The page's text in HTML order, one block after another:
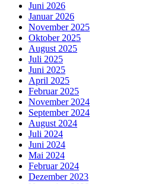
Juni 2026
Januar 2026
November 2025
Oktober 2025
August 2025
Juli 2025
Juni 2025
April 2025
Februar 2025
November 2024
September 2024
August 2024
Juli 2024
Juni 2024
Mai 2024
Februar 2024
Dezember 2023